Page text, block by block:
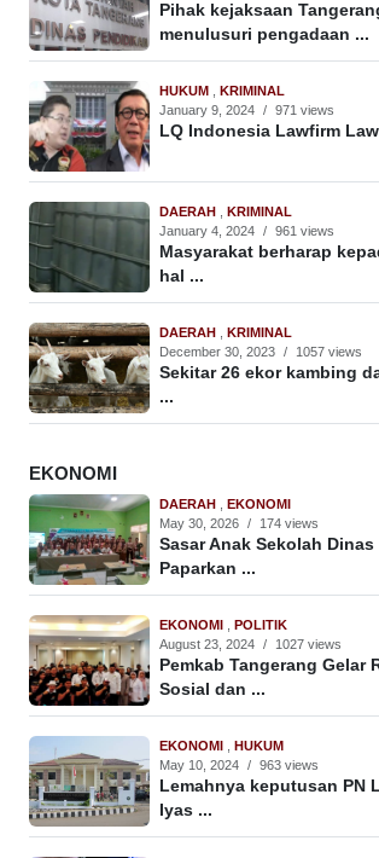
Pihak kejaksaan
menulusuri pengadaan ...
HUKUM , KRIMINAL
January 9, 2024 / 971 views
LQ Indonesia Lawfirm
DAERAH , KRIMINAL
January 4, 2024 / 961 views
Masyarakat berharap
hal ...
DAERAH , KRIMINAL
December 30, 2023 / 1057 views
Sekitar 26 ekor kambing
...
EKONOMI
DAERAH , EKONOMI
May 30, 2026 / 174 views
Sasar Anak Sekolah Dinas
Paparkan ...
EKONOMI , POLITIK
August 23, 2024 / 1027 views
Pemkab Tangerang Gelar
Sosial dan ...
EKONOMI , HUKUM
May 10, 2024 / 963 views
Lemahnya keputusan PN
Iyas ...